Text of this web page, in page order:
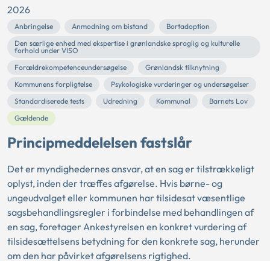
2026
Anbringelse Anmodning om bistand
Bortadoption
Den særlige enhed med ekspertise i grønlandske sproglig og kulturelle
forhold under VISO
Forældrekompetenceundersøgelse
Grønlandsk tilknytning
Kommunens forpligtelse
Psykologiske vurderinger og undersøgelser
Standardiserede tests
Udredning Kommunal
Barnets Lov
Gældende
Principmeddelelsen fastslår
Det er myndighedernes ansvar, at en sag er tilstrækkeligt
oplyst, inden der træffes afgørelse. Hvis børne- og
ungeudvalget eller kommunen har tilsidesat væsentlige
sagsbehandlingsregler i forbindelse med behandlingen af
en sag, foretager Ankestyrelsen en konkret vurdering af
tilsidesættelsens betydning for den konkrete sag, herunder
om den har påvirket afgørelsens rigtighed.